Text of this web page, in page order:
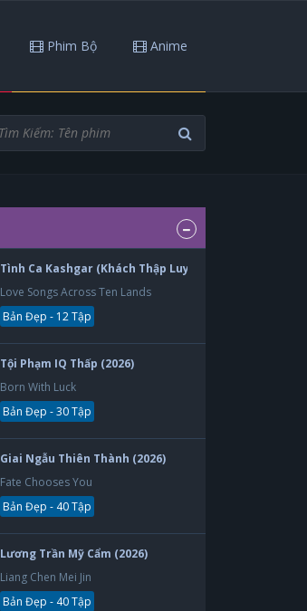
Phim Bộ Anime
Tình Ca Kashgar (Khách Thập Luyến Ca) (2026)
Love Songs Across Ten Lands
Bản Đẹp - 12 Tập
Tội Phạm IQ Thấp (2026)
Born With Luck
Bản Đẹp - 30 Tập
Giai Ngẫu Thiên Thành (2026)
Fate Chooses You
Bản Đẹp - 40 Tập
Lương Trần Mỹ Cẩm (2026)
Liang Chen Mei Jin
Bản Đẹp - 40 Tập